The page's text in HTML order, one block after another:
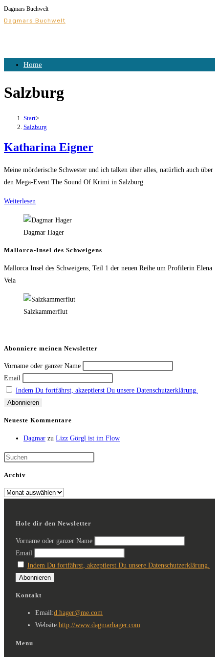
Dagmars Buchwelt
Dagmars Buchwelt
Home
Salzburg
Start>
Salzburg
Katharina Eigner
Meine mörderische Schwester und ich talken über alles, natürlich auch über
den Mega-Event The Sound Of Krimi in Salzburg.
Weiterlesen
Dagmar Hager
Mallorca-Insel des Schweigens
Mallorca Insel des Schweigens, Teil 1 der neuen Reihe um Profilerin Elena
Vela
Salzkammerflut
Abonniere meinen Newsletter
Vorname oder ganzer Name
Email
Indem Du fortfährst, akzeptierst Du unsere Datenschutzerklärung.
Neueste Kommentare
Dagmar zu Lizz Görgl ist im Flow
Archiv
Hole dir den Newsletter
Vorname oder ganzer Name
Email
Indem Du fortfährst, akzeptierst Du unsere Datenschutzerklärung.
Kontakt
Email:d.hager@me.com
Website:http://www.dagmarhager.com
Menu